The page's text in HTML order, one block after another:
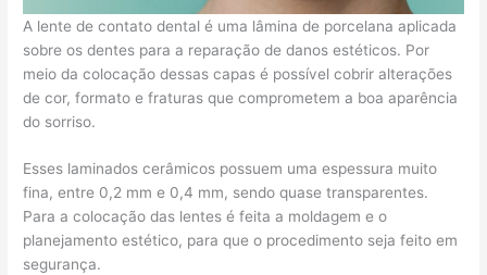
A lente de contato dental é uma lâmina de porcelana aplicada
sobre os dentes para a reparação de danos estéticos. Por
meio da colocação dessas capas é possível cobrir alterações
de cor, formato e fraturas que comprometem a boa aparência
do sorriso.
Esses laminados cerâmicos possuem uma espessura muito
fina, entre 0,2 mm e 0,4 mm, sendo quase transparentes.
Para a colocação das lentes é feita a moldagem e o
planejamento estético, para que o procedimento seja feito em
segurança.